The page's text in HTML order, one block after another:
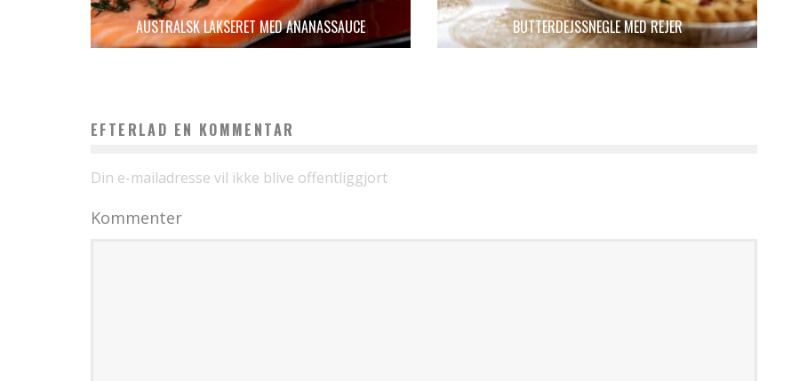
AUSTRALSK LAKSERET MED ANANASSAUCE BUTTERDEJSSNEGLE MED REJER
EFTERLAD EN KOMMENTAR
Din e-mailadresse vil ikke blive offentliggjort
Kommenter